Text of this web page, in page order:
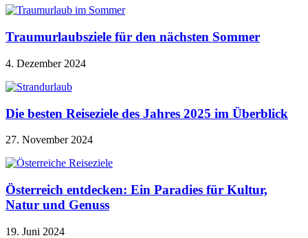
Traumurlaubsziele für den nächsten Sommer
4. Dezember 2024
Die besten Reiseziele des Jahres 2025 im Überblick
27. November 2024
Österreich entdecken: Ein Paradies für Kultur,
Natur und Genuss
19. Juni 2024